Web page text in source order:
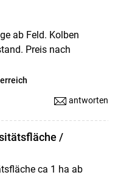
ab Feld. Kolben
Preis nach
antworten
/
ca 1 ha ab